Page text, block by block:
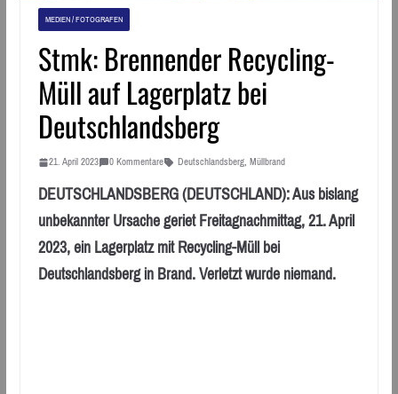
MEDIEN / FOTOGRAFEN
Stmk: Brennender Recycling-
Müll auf Lagerplatz bei
Deutschlandsberg
21. April 2023 0 Kommentare Deutschlandsberg, Müllbrand
DEUTSCHLANDSBERG (DEUTSCHLAND): Aus bislang
unbekannter Ursache geriet Freitagnachmittag, 21. April
2023, ein Lagerplatz mit Recycling-Müll bei
Deutschlandsberg in Brand. Verletzt wurde niemand.